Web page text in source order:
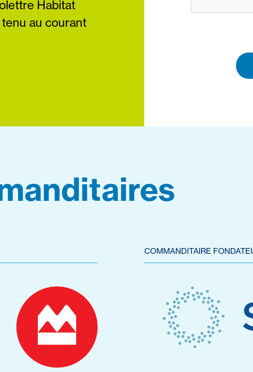
Habitat
au courant
COMMANDITAIRE